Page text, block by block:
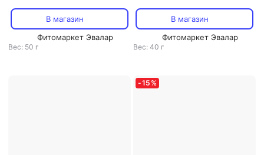
12 шт по 50 гВ магазин
Фитомаркет Эвалар
Вес: 50 г
10 шт по 40 гВ магазин
Фитомаркет Эвалар
Вес: 40 г
-15 %